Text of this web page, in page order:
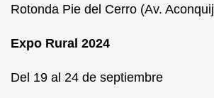
Rotonda Pie del Cerro (Av.
Expo Rural 2024
Del 19 al 24 de septiembre